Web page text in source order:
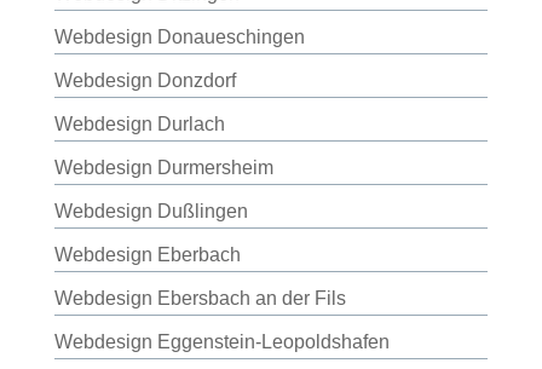
Webdesign Donaueschingen
Webdesign Donzdorf
Webdesign Durlach
Webdesign Durmersheim
Webdesign Dußlingen
Webdesign Eberbach
Webdesign Ebersbach an der Fils
Webdesign Eggenstein-Leopoldshafen